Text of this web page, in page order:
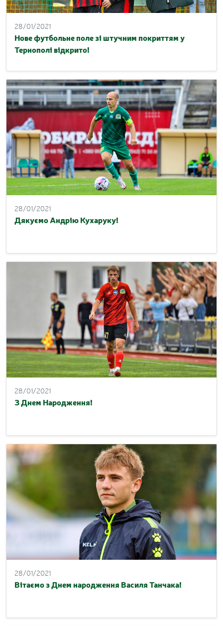
28/01/2021
Нове футбольне поле зі штучним покриттям у
Тернополі відкрито!
28/01/2021
Дякуємо Андрію Кухаруку!
28/01/2021
З Днем Народження!
28/01/2021
Вітаємо з Днем народження Василя Танчака!